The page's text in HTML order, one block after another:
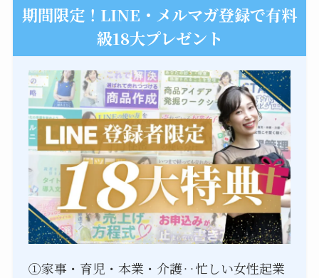
期間限定！LINE・メルマガ登録で有料
級18大プレゼント
①家事・育児・本業・介護‥忙しい女性起業